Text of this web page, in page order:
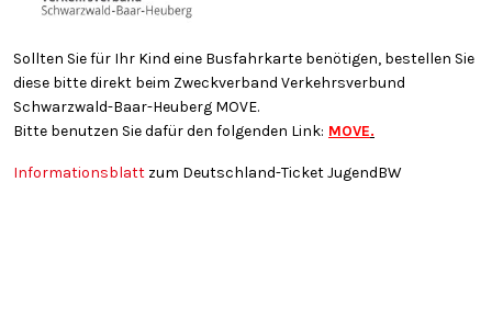
Sollten Sie für Ihr Kind eine Busfahrkarte benötigen, bestellen Sie
diese bitte direkt beim Zweckverband Verkehrsverbund
Schwarzwald-Baar-Heuberg MOVE.
Bitte benutzen Sie dafür den folgenden Link: MOVE.
Informationsblatt zum Deutschland-Ticket JugendBW